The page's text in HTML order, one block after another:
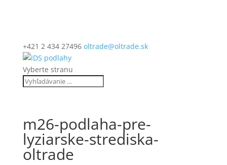
+421 2 434 27496 oltrade@oltrade.sk
Vyberte stranu
m26-podlaha-pre-
lyziarske-strediska-
oltrade